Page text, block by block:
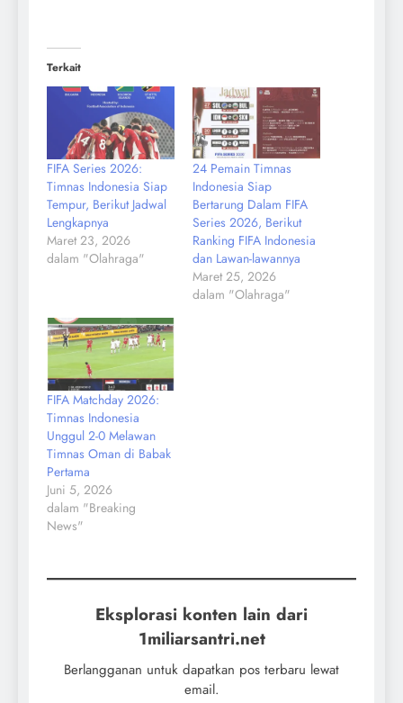
Terkait
FIFA Series 2026:
Timnas Indonesia Siap
Tempur, Berikut Jadwal
Lengkapnya
Maret 23, 2026
dalam "Olahraga"
24 Pemain Timnas
Indonesia Siap
Bertarung Dalam FIFA
Series 2026, Berikut
Ranking FIFA Indonesia
dan Lawan-lawannya
Maret 25, 2026
dalam "Olahraga"
FIFA Matchday 2026:
Timnas Indonesia
Unggul 2-0 Melawan
Timnas Oman di Babak
Pertama
Juni 5, 2026
dalam "Breaking
News"
Eksplorasi konten lain dari
1miliarsantri.net
Berlangganan untuk dapatkan pos terbaru lewat
email.